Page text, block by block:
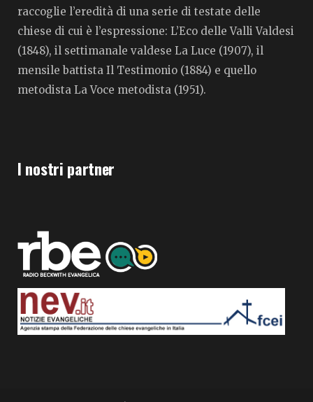
raccoglie l’eredità di una serie di testate delle
chiese di cui è l’espressione: L’Eco delle Valli Valdesi
(1848), il settimanale valdese La Luce (1907), il
mensile battista Il Testimonio (1884) e quello
metodista La Voce metodista (1951).
I nostri partner